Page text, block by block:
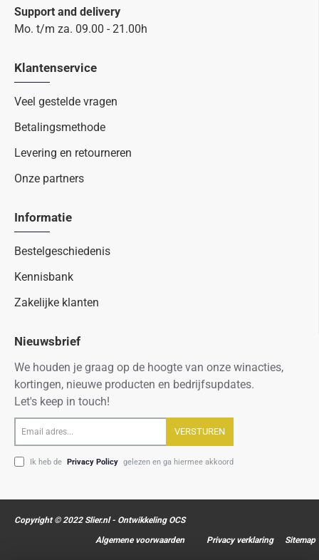
Support and delivery
Mo. t/m za. 09.00 - 21.00h
Klantenservice
Veel gestelde vragen
Betalingsmethode
Levering en retourneren
Onze partners
Informatie
Bestelgeschiedenis
Kennisbank
Zakelijke klanten
Nieuwsbrief
We houden je graag op de hoogte van onze winacties,
kortingen, nieuwe producten en bedrijfsupdates.
Let's keep in touch!
adres...
VERSTUREN
Ik heb de Privacy Policy gelezen en ga hiermee akkoord
Copyright © 2022 Slier.nl - Ontwikkeling OCS
Algemene voorwaarden
Privacy verklaring Sitemap